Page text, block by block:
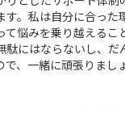
。私は自分に合っ
悩みを乗り越えるこ
にはならないし、
、一緒に頑張りましょ